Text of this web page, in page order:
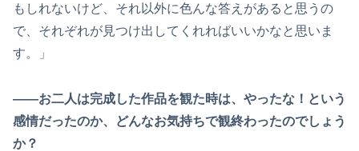
もしれないけど、それ以外に色んな答えがあると思うの
で、それぞれが見つけ出してくれればいいかなと思いま
す。」
――お二人は完成した作品を観た時は、やったな！という
感情だったのか、どんなお気持ちで観終わったのでしょう
か？